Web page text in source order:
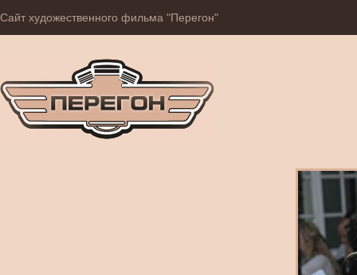
Сайт художественного фильма "Перегон"